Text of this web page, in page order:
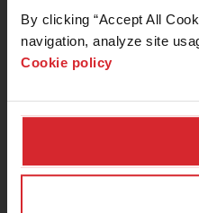
By clicking “Accept All
navigation, analyze site
Cookie policy
permet une
d’introduire
TÊTE
Obtenir un
des stratifiés